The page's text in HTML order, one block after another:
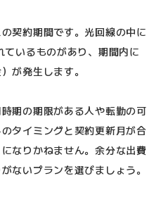
契約期間です。光回線の中に
いるものがあり、期間内に
が発生します。
期の期限がある人や転勤の可
タイミングと契約更新月が合
なりかねません。余分な出費
ないプランを選びましょう。